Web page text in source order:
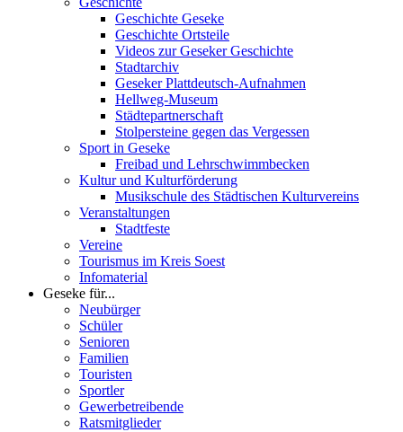
Geschichte Geseke
Geschichte Ortsteile
Videos zur Geseker Geschichte
Stadtarchiv
Geseker Plattdeutsch-Aufnahmen
Hellweg-Museum
Städtepartnerschaft
Stolpersteine gegen das Vergessen
Sport in Geseke
Freibad und Lehrschwimmbecken
Kultur und Kulturförderung
Musikschule des Städtischen Kulturvereins
Veranstaltungen
Stadtfeste
Vereine
Tourismus im Kreis Soest
Infomaterial
Geseke für...
Neubürger
Schüler
Senioren
Familien
Touristen
Sportler
Gewerbetreibende
Ratsmitglieder